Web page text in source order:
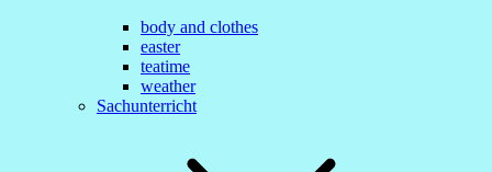
body and clothes
easter
teatime
weather
Sachunterricht